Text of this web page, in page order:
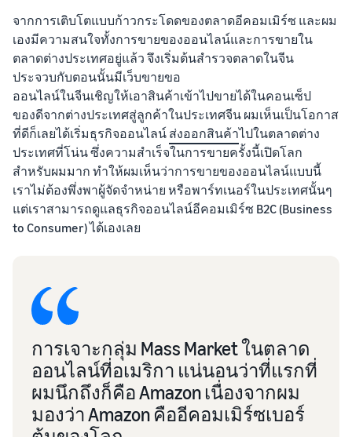
จากการเติบโตแบบก้าวกระโดดของตลาดอีคอมเมิร์ซ และผม
เองมีความสนใจทั้งการขายของออนไลน์และการขายใน
ตลาดต่างประเทศอยู่แล้ว จึงเริ่มต้นสำรวจตลาดในจีน
ประจวบกับตอนนั้นมีเว็บขายขอ
ออนไลน์ในจีนเชิญให้เอาสินค้าเข้าไปขายได้ในคอนเซ็ป
ของดีจากต่างประเทศสู่ลูกค้าในประเทศจีน ผมเห็นเป็นโอกาส
ที่ดีก็เลยได้เริ่มธุรกิจออนไลน์ ส่งออกสินค้าไปในตลาดต่าง
ประเทศที่โน่น ซึ่งความสำเร็จในการขายครั้งนี้เปิดโลก
สำหรับผมมาก ทำให้ผมเห็นว่าการขายของออนไลน์แบบนี้
เราไม่ต้องพึ่งพาผู้จัดจำหน่าย หรือพาร์ทเนอร์ในประเทศนั้นๆ
แต่เราสามารถดูแลธุรกิจออนไลน์อีคอมเมิร์ซ B2C (Business
to Consumer) ได้เองเลย
การเจาะกลุ่ม Mass Market ในตลาด
ออนไลน์ที่อเมริกา แน่นอนว่าที่แรกที่
ผมนึกถึงก็คือ Amazon เนื่องจากผม
มองว่า Amazon คืออีคอมเมิร์ซเบอร์